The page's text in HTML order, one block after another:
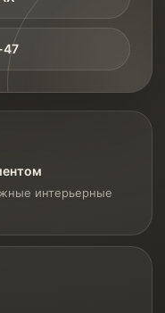
47
интерьерные